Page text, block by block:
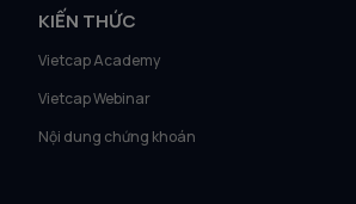
KIẾN THỨC
Vietcap Academy
Vietcap Webinar
Nội dung chứng khoán